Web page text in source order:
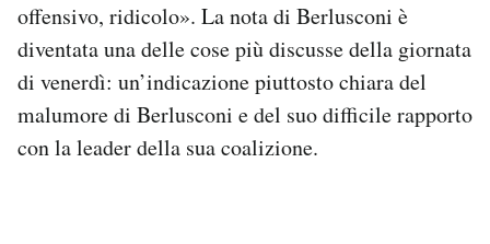
offensivo, ridicolo». La nota di Berlusconi è
diventata una delle cose più discusse della giornata
di venerdì: un’indicazione piuttosto chiara del
malumore di Berlusconi e del suo difficile rapporto
con la leader della sua coalizione.